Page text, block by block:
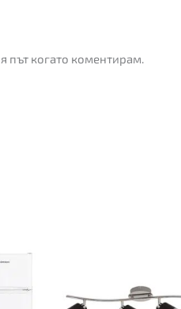
път когато коментирам.